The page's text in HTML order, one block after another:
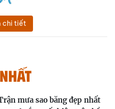
chi tiết
mưa sao băng đẹp nhất